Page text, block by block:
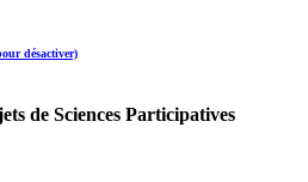
désactiver)
de Sciences Participatives